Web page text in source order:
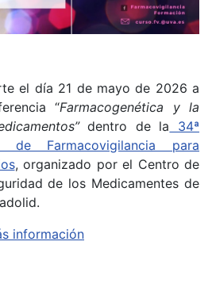
el día 21 de mayo de 2026 a
“Farmacogenética y la
dentro de la 34ª
Farmacovigilancia para
, organizado por el Centro de
de los Medicamentes de
información